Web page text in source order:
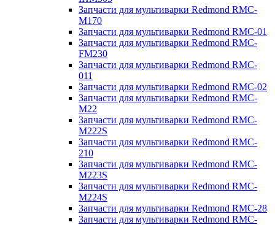
Запчасти для мультиварки Redmond RMC-
M170
Запчасти для мультиварки Redmond RMC-01
Запчасти для мультиварки Redmond RMC-
FM230
Запчасти для мультиварки Redmond RMC-
011
Запчасти для мультиварки Redmond RMC-02
Запчасти для мультиварки Redmond RMC-
M22
Запчасти для мультиварки Redmond RMC-
M222S
Запчасти для мультиварки Redmond RMC-
210
Запчасти для мультиварки Redmond RMC-
M223S
Запчасти для мультиварки Redmond RMC-
M224S
Запчасти для мультиварки Redmond RMC-28
Запчасти для мультиварки Redmond RMC-